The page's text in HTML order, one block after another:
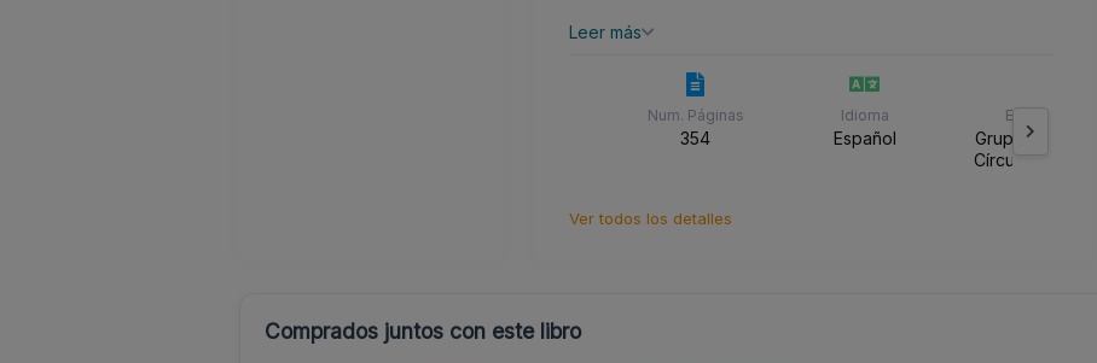
fácil. Su aparente estado mental no ayudará tanto como
que se hallan ante un suceso sobrenatural, algo fuera de toda
lógica. Eva y Alberto tratarán de encontrar a Daniel cuanto
antes, intentando despojar de sus mentes los tintes de
irracionalidad que está cogiendo el caso.
Leer más
Num. Páginas
354
Idioma
Español
Editorial
Grupo Editorial
Círculo Rojo SL
Ver todos los detalles
Comprados juntos con este libro